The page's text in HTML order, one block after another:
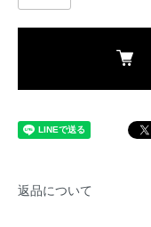
返品について